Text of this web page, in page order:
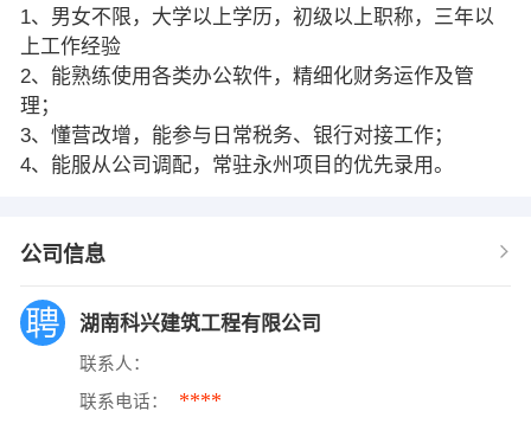
1、男女不限，大学以上学历，初级以上职称，三年以
上工作经验
2、能熟练使用各类办公软件，精细化财务运作及管
理；
3、懂营改增，能参与日常税务、银行对接工作；
4、能服从公司调配，常驻永州项目的优先录用。
公司信息
湖南科兴建筑工程有限公司
联系人：
联系电话： ****